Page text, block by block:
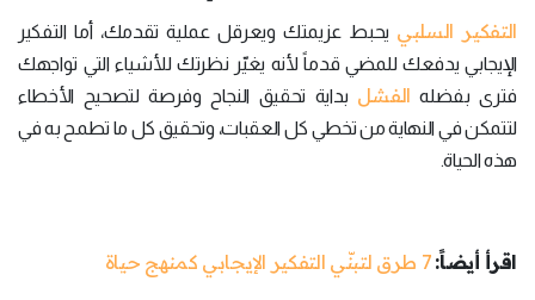
التفكير السلبي يحبط عزيمتك ويعرقل عملية تقدمك، أما التفكير
الإيجابي يدفعك للمضي قدماً لأنه يغيّر نظرتك للأشياء التي تواجهك
فترى بفضله الفشل بداية تحقيق النجاح وفرصة لتصحيح الأخطاء
لتتمكن في النهاية من تخطي كل العقبات، وتحقيق كل ما تطمح به في
هذه الحياة.
اقرأ أيضاً: 7 طرق لتبنّي التفكير الإيجابي كمنهج حياة